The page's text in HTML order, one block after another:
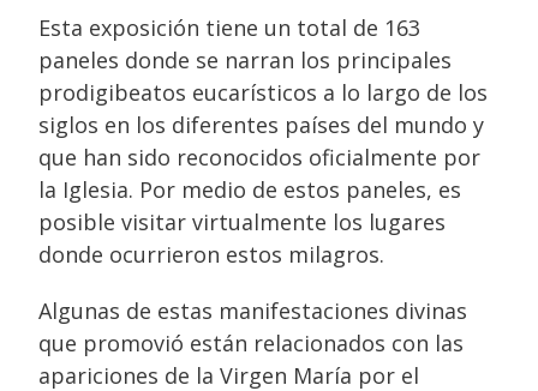
Esta exposición tiene un total de 163
paneles donde se narran los principales
prodigibeatos eucarísticos a lo largo de los
siglos en los diferentes países del mundo y
que han sido reconocidos oficialmente por
la Iglesia. Por medio de estos paneles, es
posible visitar virtualmente los lugares
donde ocurrieron estos milagros.
Algunas de estas manifestaciones divinas
que promovió están relacionados con las
apariciones de la Virgen María por el